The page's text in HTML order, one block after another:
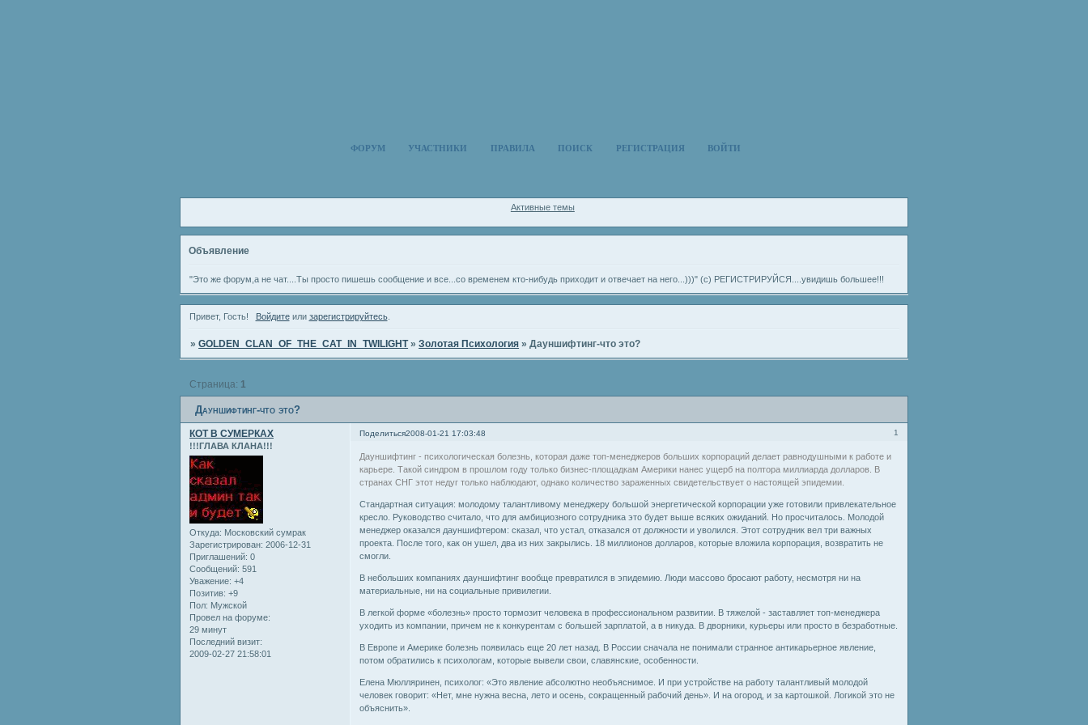
ФОРУМ УЧАСТНИКИ ПРАВИЛА ПОИСК РЕГИСТРАЦИЯ ВОЙТИ
Активные темы
Объявление
"Это же форум,а не чат....Ты просто пишешь сообщение и все...со временем кто-нибудь приходит и отвечает на него...)))" (с) РЕГИСТРИРУЙСЯ....увидишь большее!!!
Привет, Гость! Войдитеили зарегистрируйтесь.
»GOLDEN_CLAN_OF_THE_CAT_IN_TWILIGHT »Золотая Психология »Дауншифтинг-что это?
Дауншифтинг-что это?
Страница: 1
Поделиться 1
2008-01-21 17:03:48
КОТ В СУМЕРКАХ
!!!ГЛАВА КЛАНА!!!
Откуда: Московский сумрак
Зарегистрирован: 2006-12-31
Приглашений: 0
Сообщений: 591
Уважение: +4
Позитив: +9
Пол: Мужской
Провел на форуме:
29 минут
Последний визит:
2009-02-27 21:58:01
Дауншифтинг - психологическая болезнь, которая даже топ-менеджеров больших корпораций делает равнодушными к работе и
карьере. Такой синдром в прошлом году только бизнес-площадкам Америки нанес ущерб на полтора миллиарда долларов. В
странах СНГ этот недуг только наблюдают, однако количество зараженных свидетельствует о настоящей эпидемии.
Стандартная ситуация: молодому талантливому менеджеру большой энергетической корпорации уже готовили привлекательное
кресло. Руководство считало, что для амбициозного сотрудника это будет выше всяких ожиданий. Но просчиталось. Молодой
менеджер оказался дауншифтером: сказал, что устал, отказался от должности и уволился. Этот сотрудник вел три важных
проекта. После того, как он ушел, два из них закрылись. 18 миллионов долларов, которые вложила корпорация, возвратить не
смогли.
В небольших компаниях дауншифтинг вообще превратился в эпидемию. Люди массово бросают работу, несмотря ни на
материальные, ни на социальные привилегии.
В легкой форме «болезнь» просто тормозит человека в профессиональном развитии. В тяжелой - заставляет топ-менеджера
уходить из компании, причем не к конкурентам с большей зарплатой, а в никуда. В дворники, курьеры или просто в безработные.
В Европе и Америке болезнь появилась еще 20 лет назад. В России сначала не понимали странное антикарьерное явление,
потом обратились к психологам, которые вывели свои, славянские, особенности.
Елена Мюлляринен, психолог: «Это явление абсолютно необъяснимое. И при устройстве на работу талантливый молодой
человек говорит: «Нет, мне нужна весна, лето и осень, сокращенный рабочий день». И на огород, и за картошкой. Логикой это не
объяснить».